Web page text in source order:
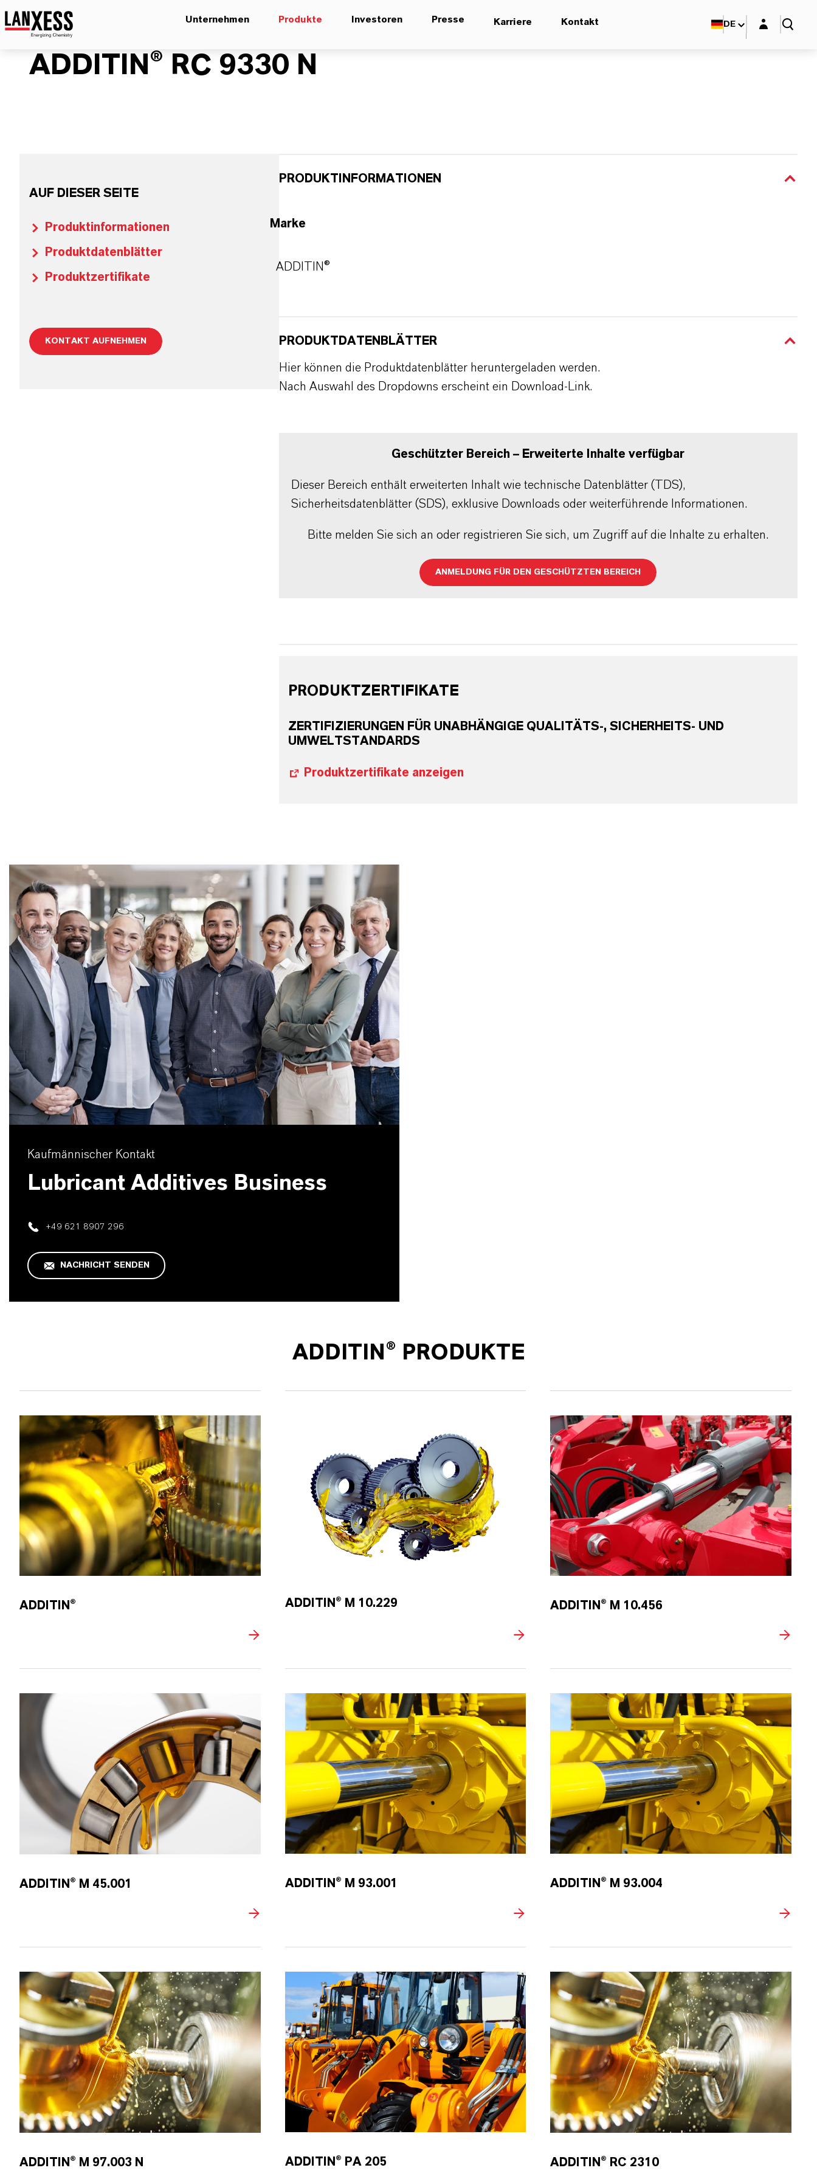
Unternehmen Produkte Investoren Presse Karriere Kontakt DE Login-Maske
ADDITIN® RC 9330 N
AUF DIESER SEITE
Produktinformationen
Produktdatenblätter
Produktzertifikate
KONTAKT AUFNEHMEN
PRODUKTINFORMATIONEN
Marke
ADDITIN®
PRODUKTDATENBLÄTTER
Hier können die Produktdatenblätter heruntergeladen werden.
Nach Auswahl des Dropdowns erscheint ein Download-Link.
Geschützter Bereich – Erweiterte Inhalte verfügbar
Dieser Bereich enthält erweiterten Inhalt wie technische Datenblätter (TDS),
Sicherheitsdatenblätter (SDS), exklusive Downloads oder weiterführende Informationen.
Bitte melden Sie sich an oder registrieren Sie sich, um Zugriff auf die Inhalte zu erhalten.
ANMELDUNG FÜR DEN GESCHÜTZTEN BEREICH
PRODUKTZERTIFIKATE
ZERTIFIZIERUNGEN FÜR UNABHÄNGIGE QUALITÄTS-, SICHERHEITS- UND
UMWELTSTANDARDS
Produktzertifikate anzeigen
Kaufmännischer Kontakt
Lubricant Additives Business
+49 621 8907 296
NACHRICHT SENDEN
ADDITIN® PRODUKTE
ADDITIN® ADDITIN® M 10.229 ADDITIN® M 10.456
ADDITIN® M 45.001 ADDITIN® M 93.001 ADDITIN® M 93.004
ADDITIN® M 97.003 N ADDITIN® PA 205 ADDITIN® RC 2310